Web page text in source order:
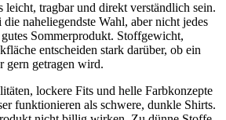
leicht, tragbar und direkt verständlich sein.
naheliegendste Wahl, aber nicht jedes
Sommerprodukt. Stoffgewicht,
entscheiden stark darüber, ob ein
gern getragen wird.
lockere Fits und helle Farbkonzepte
funktionieren als schwere, dunkle Shirts.